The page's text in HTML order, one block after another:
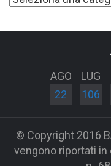
AGO
22
LUG
106
© Copyright 2016
vengono riportati in